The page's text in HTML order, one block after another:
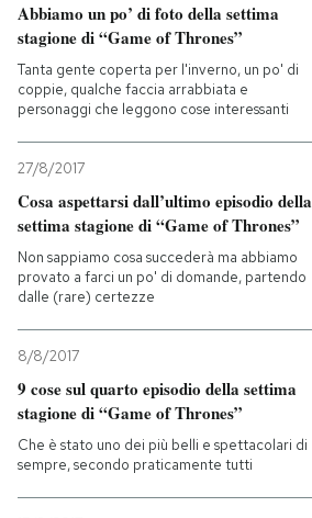
Abbiamo un po’ di foto della settima
stagione di “Game of Thrones”
Tanta gente coperta per l'inverno, un po' di
coppie, qualche faccia arrabbiata e
personaggi che leggono cose interessanti
27/8/2017
Cosa aspettarsi dall’ultimo episodio della
settima stagione di “Game of Thrones”
Non sappiamo cosa succederà ma abbiamo
provato a farci un po' di domande, partendo
dalle (rare) certezze
8/8/2017
9 cose sul quarto episodio della settima
stagione di “Game of Thrones”
Che è stato uno dei più belli e spettacolari di
sempre, secondo praticamente tutti